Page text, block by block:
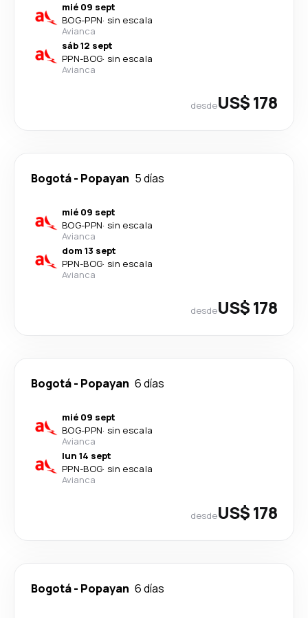
mié 09 sept
BOG-PPN· sin escala
Avianca
sáb 12 sept
PPN-BOG· sin escala
Avianca
desdeUS$ 178
Bogotá- Popayan 5 días
mié 09 sept
BOG-PPN· sin escala
Avianca
dom 13 sept
PPN-BOG· sin escala
Avianca
desdeUS$ 178
Bogotá- Popayan 6 días
mié 09 sept
BOG-PPN· sin escala
Avianca
lun 14 sept
PPN-BOG· sin escala
Avianca
desdeUS$ 178
Bogotá- Popayan 6 días